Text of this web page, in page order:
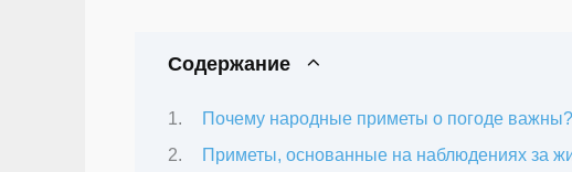
Содержание
Почему народные приметы о погоде важны?
Приметы, основанные на наблюдениях за